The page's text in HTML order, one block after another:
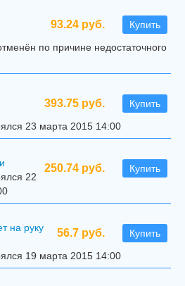
93.24 руб. Купить
по причине недостаточного
393.75 руб. Купить
23 марта 2015 14:00
250.74 руб. Купить
22
56.7 руб. Купить
на руку
19 марта 2015 14:00